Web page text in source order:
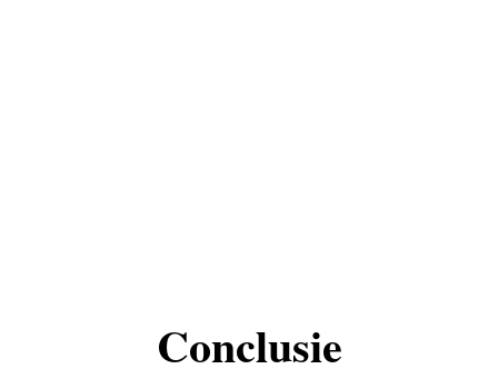
Conclusie